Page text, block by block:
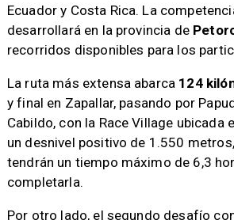
Ecuador y Costa Rica. La
desarrollará en la provincia de
recorridos disponibles para los
La ruta más extensa abarca 124
y final en Zapallar, pasando por
Cabildo, con la Race Village ubicada
un desnivel positivo de 1.550
tendrán un tiempo máximo de 6,3
completarla.
Por otro lado, el segundo desafío